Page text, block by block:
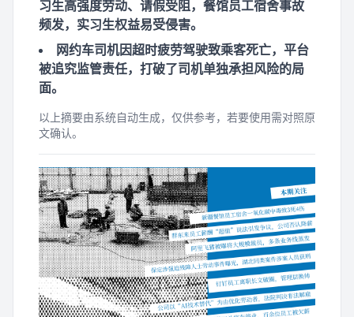
习生高强度劳动、请假受阻，餐馆员工宿舍事故
频发，实习生权益易受侵害。
网约车司机因超时疲劳驾驶致乘客死亡，平台
被追究监管责任，打破了司机单独承担风险的局
面。
以上摘要由系统自动生成，仅供参考，若要使用需对照原
文确认。